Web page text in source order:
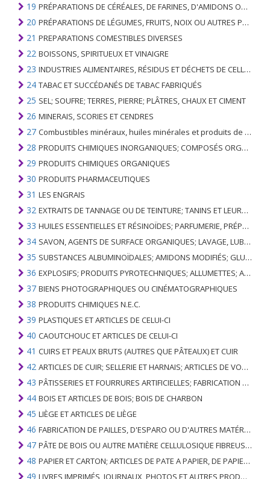
19 PRÉPARATIONS DE CÉRÉALES, DE FARINES, D'AMIDONS OU DE LAIT; PRODUITS DE PATISSERIE
20 PRÉPARATIONS DE LÉGUMES, FRUITS, NOIX OU AUTRES PARTIES DE PLANTES
21 PREPARATIONS COMESTIBLES DIVERSES
22 BOISSONS, SPIRITUEUX ET VINAIGRE
23 INDUSTRIES ALIMENTAIRES, RÉSIDUS ET DÉCHETS DE CELLES-CI; FOURRAGE ANIMAL PRÉPARÉ
24 TABAC ET SUCCÉDANÉS DE TABAC FABRIQUÉS
25 SEL; SOUFRE; TERRES, PIERRE; PLÂTRES, CHAUX ET CIMENT
26 MINERAIS, SCORIES ET CENDRES
27 Combustibles minéraux, huiles minérales et produits de leur distillation; SUBSTANCES BITUMINEUSES; CIRES MINÉRALES
28 PRODUITS CHIMIQUES INORGANIQUES; COMPOSÉS ORGANIQUES ET INORGANIQUES DE MÉTAUX PRÉCIEUX; DE MÉTAUX DES TERRES RARES, D'ÉLÉMENTS RADIOACTIFS ET D'ISOTOPES
29 PRODUITS CHIMIQUES ORGANIQUES
30 PRODUITS PHARMACEUTIQUES
31 LES ENGRAIS
32 EXTRAITS DE TANNAGE OU DE TEINTURE; TANINS ET LEURS DERIVES; COLORANTS, PIGMENTS ET AUTRES MATIERES COLORANTES; PEINTURES, VERNIS; MASTIC, AUTRES MASTIQUES; ENCRES
33 HUILES ESSENTIELLES ET RÉSINOÏDES; PARFUMERIE, PRÉPARATIONS COSMÉTIQUES OU DE TOILETTE
34 SAVON, AGENTS DE SURFACE ORGANIQUES; LAVAGE, LUBRIFICATION, POLISSAGE OU PRÉPARATION À L'ÉPURATION; CIRES ARTIFICIELLES OU PRÉPARÉES, BOUGIES ET ARTICLES SIMILAIRES, PÂTES À MODÉLISER, CIRES DENTAIRES ET PRÉPARATIONS DENTAIRES À BASE DE PLÂTRE
35 SUBSTANCES ALBUMINOÏDALES; AMIDONS MODIFIÉS; GLUES; ENZYMES
36 EXPLOSIFS; PRODUITS PYROTECHNIQUES; ALLUMETTES; ALLIAGES PYROPHORIQUES; CERTAINES PRÉPARATIONS COMBUSTIBLES
37 BIENS PHOTOGRAPHIQUES OU CINÉMATOGRAPHIQUES
38 PRODUITS CHIMIQUES N.E.C.
39 PLASTIQUES ET ARTICLES DE CELUI-CI
40 CAOUTCHOUC ET ARTICLES DE CELUI-CI
41 CUIRS ET PEAUX BRUTS (AUTRES QUE PÂTEAUX) ET CUIR
42 ARTICLES DE CUIR; SELLERIE ET ​​HARNAIS; ARTICLES DE VOYAGE, SACS À MAIN ET RÉCIPIENTS ANALOGUES; ARTICLES DE GUT ANIMAL (AUTRE QUE GUT DE SOIE-VERT)
43 PÂTISSERIES ET FOURRURES ARTIFICIELLES; FABRICATION DE CELLES-CI
44 BOIS ET ARTICLES DE BOIS; BOIS DE CHARBON
45 LIÈGE ET ARTICLES DE LIÈGE
46 FABRICATION DE PAILLES, D'ESPARO OU D'AUTRES MATÉRIAUX DE COULÉE; BASKETWARE ET WICKERWORK
47 PÂTE DE BOIS OU AUTRE MATIÈRE CELLULOSIQUE FIBREUSE; PAPIER OU CARTON RÉCUPÉRÉ (DÉCHETS ET DÉCHETS)
48 PAPIER ET CARTON; ARTICLES DE PATE A PAPIER, DE PAPIER OU DE CARTON
49 LIVRES IMPRIMÉS, JOURNAUX, PHOTOS ET AUTRES PRODUITS DE L'INDUSTRIE DE L'IMPRIMERIE; MANUSCRITS, TYPESCRIPTS ET PLANS